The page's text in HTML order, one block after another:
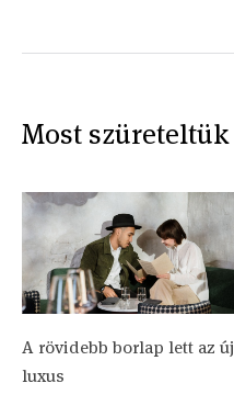
Most szüreteltük
A rövidebb borlap lett az új
luxus